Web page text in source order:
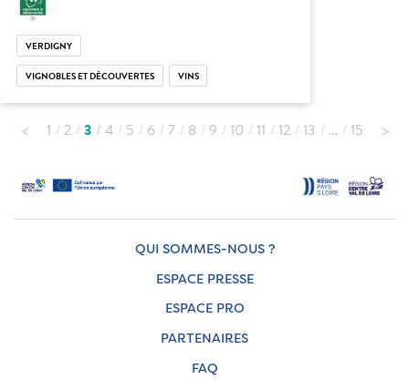
VERDIGNY
VIGNOBLES ET DÉCOUVERTES VINS
1 2 3 4 5 6 7 8 9 10 11 12 13 … 15
QUI SOMMES-NOUS ?
ESPACE PRESSE
ESPACE PRO
PARTENAIRES
FAQ